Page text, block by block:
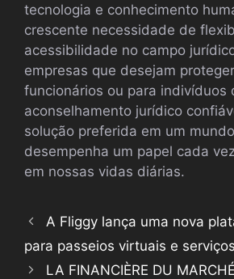
tecnologia e conhecimento
crescente necessidade de
acessibilidade no campo
empresas que desejam
funcionários ou para indivíduos
aconselhamento jurídico
solução preferida em um
desempenha um papel cada
em nossas vidas diárias.
A Fliggy lança uma nova
para passeios virtuais e
LA FINANCIÈRE DU